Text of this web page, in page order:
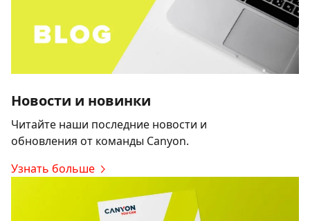
Новости и новинки
Читайте наши последние новости и
обновления от команды Canyon.
Узнать больше